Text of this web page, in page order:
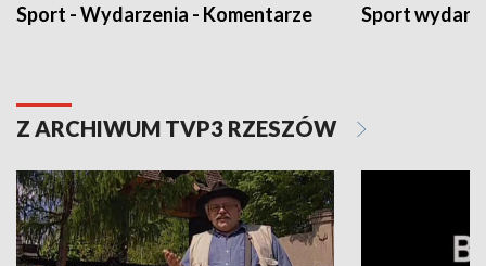
Sport - Wydarzenia - Komentarze Sport
Z ARCHIWUM TVP3 RZESZÓW